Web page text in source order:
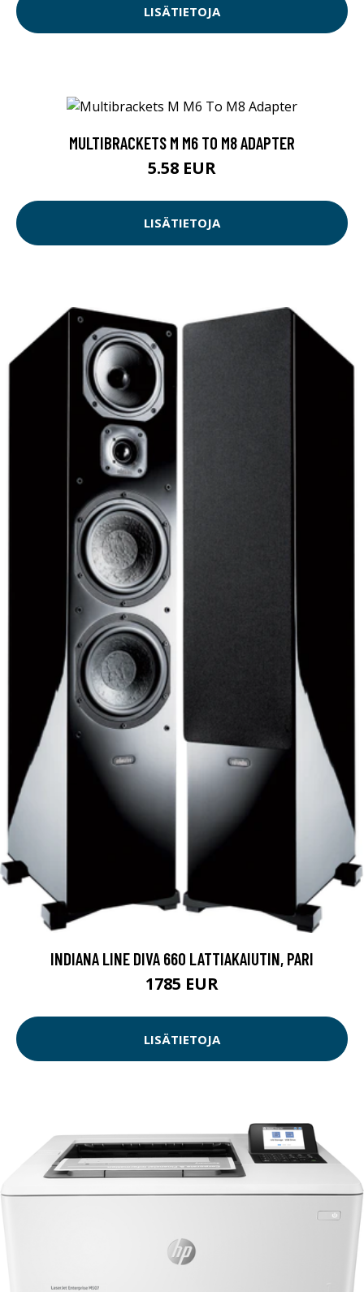
LISÄTIETOJA
MULTIBRACKETS M M6 TO M8 ADAPTER
5.58 EUR
LISÄTIETOJA
INDIANA LINE DIVA 660 LATTIAKAIUTIN, PARI
1785 EUR
LISÄTIETOJA